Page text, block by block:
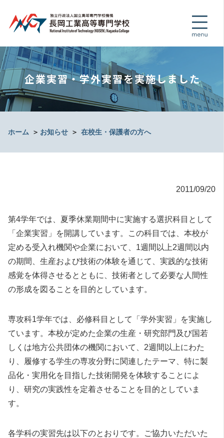
企業実習・学外実習を実施しました
ホーム ＞ お知らせ ＞ 在校生・保護者の方へ
2011/09/20
第4学年では、夏季休業期間中に実施する選択科目として
「企業実習」を開講しています。この科目では、本校が
定める受入れ機関や企業において、1週間以上2週間以内
の期間、生産および技術の体験を通じて、実践的な技術
感覚を体得させるとともに、技術者として必要な人間性
の形成を図ることを目的としています。
専攻科1学年では、必修科目として「学外実習」を実施し
ています。本校が定めた企業の生産・研究部門及び国若
しくは地方公共団体の機関において、2週間以上にわた
り、履修する学生の専攻分野に関連したテーマ、特に製
品化・実用化を目指した技術開発を体験することによ
り、研究の実践性を定着させることを目的としていま
す。
各学科の実習先は以下のとおりです。ご協力いただいた